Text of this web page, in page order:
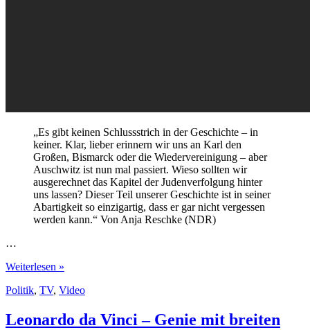
„Es gibt keinen Schlussstrich in der Geschichte – in
keiner. Klar, lieber erinnern wir uns an Karl den
Großen, Bismarck oder die Wiedervereinigung – aber
Auschwitz ist nun mal passiert. Wieso sollten wir
ausgerechnet das Kapitel der Judenverfolgung hinter
uns lassen? Dieser Teil unserer Geschichte ist in seiner
Abartigkeit so einzigartig, dass er gar nicht vergessen
werden kann.“ Von Anja Reschke (NDR)
…
Auschwitz
Nie.
Schlussstrich
Weiterlesen »
Politik, TV, Video
Leonardo da Vinci – Genie mit breiten